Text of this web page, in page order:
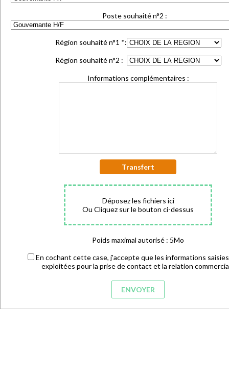
Poste souhaité n°2 :
Région souhaité n°1 *:
Région souhaité n°2 :
Informations complémentaires :
Transfert
Déposez les fichiers ici
Ou Cliquez sur le bouton ci-dessus
Poids maximal autorisé : 5Mo
En cochant cette case, j'accepte que les informations
exploitées pour la prise de contact et la relation